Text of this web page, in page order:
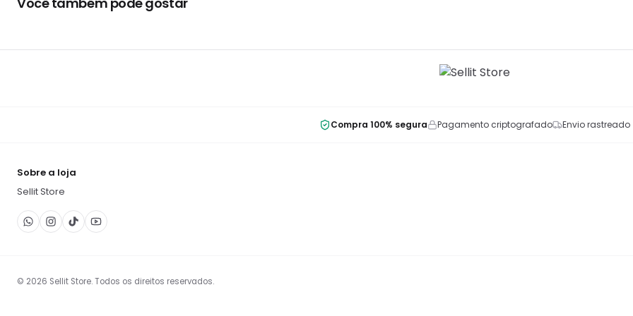
Compra 100% segura Pagamento criptografado Envio rastreado
Sobre a loja
Sellit Store
© 2026 Sellit Store.Todos os direitos reservados.